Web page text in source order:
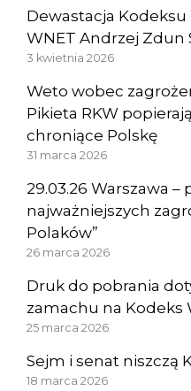
Dewastacja
WNET Andrzej Zdun
3 kwietnia 2026
Weto wobec
Pikieta RKW
chroniące Polskę
31 marca 2026
29.03.26 Warszawa –
najważniejszych
Polaków”
26 marca 2026
Druk do pobrania
zamachu na Kodeks
25 marca 2026
Sejm i senat niszczą
18 marca 2026